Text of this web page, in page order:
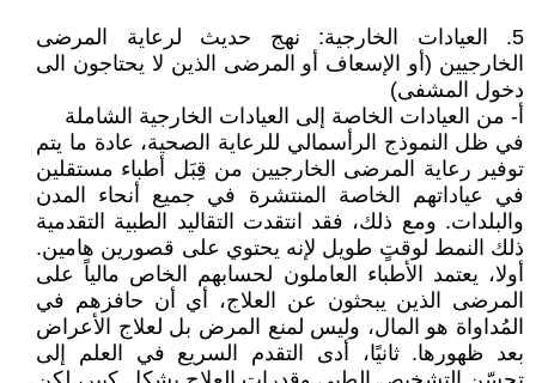
5. العيادات الخارجية: نهج حديث لرعاية المرضى
الخارجيين (أو الإسعاف أو المرضى الذين لا يحتاجون الى
دخول المشفى)
أ- من العيادات الخاصة إلى العيادات الخارجية الشاملة
في ظل النموذج الرأسمالي للرعاية الصحية، عادة ما يتم
توفير رعاية المرضى الخارجيين من قِبَل أطباء مستقلين
في عياداتهم الخاصة المنتشرة في جميع أنحاء المدن
والبلدات. ومع ذلك، فقد انتقدت التقاليد الطبية التقدمية
ذلك النمط لوقتٍ طويل لإنه يحتوي على قصورين هامين.
أولا، يعتمد الأطباء العاملون لحسابهم الخاص مالياً على
المرضى الذين يبحثون عن العلاج، أي أن حافزهم في
المُداواة هو المال، وليس لمنع المرض بل لعلاج الأعراض
بعد ظهورها. ثانيًا، أدى التقدم السريع في العلم إلى